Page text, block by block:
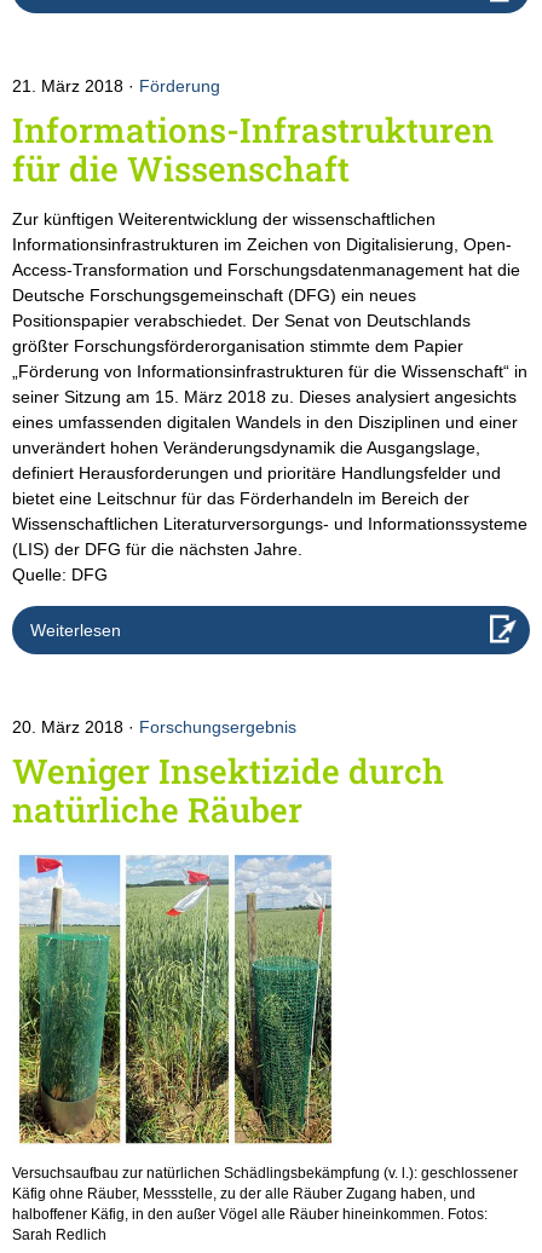
21. März 2018 Förderung
Informations-Infrastrukturen
für die Wissenschaft
Zur künftigen Weiterentwicklung der wissenschaftlichen
Informationsinfrastrukturen im Zeichen von Digitalisierung, Open-
Access-Transformation und Forschungsdatenmanagement hat die
Deutsche Forschungsgemeinschaft (DFG) ein neues
Positionspapier verabschiedet. Der Senat von Deutschlands
größter Forschungsförderorganisation stimmte dem Papier
„Förderung von Informationsinfrastrukturen für die Wissenschaft“ in
seiner Sitzung am 15. März 2018 zu. Dieses analysiert angesichts
eines umfassenden digitalen Wandels in den Disziplinen und einer
unverändert hohen Veränderungsdynamik die Ausgangslage,
definiert Herausforderungen und prioritäre Handlungsfelder und
bietet eine Leitschnur für das Förderhandeln im Bereich der
Wissenschaftlichen Literaturversorgungs- und Informationssysteme
(LIS) der DFG für die nächsten Jahre.
Quelle: DFG
Weiterlesen
20. März 2018 Forschungsergebnis
Weniger Insektizide durch
natürliche Räuber
Versuchsaufbau zur natürlichen Schädlingsbekämpfung (v. l.): geschlossener
Käfig ohne Räuber, Messstelle, zu der alle Räuber Zugang haben, und
halboffener Käfig, in den außer Vögel alle Räuber hineinkommen. Fotos:
Sarah Redlich